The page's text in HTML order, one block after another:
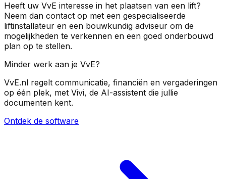
Heeft uw VvE interesse in het plaatsen van een lift?
Neem dan contact op met een gespecialiseerde
liftinstallateur en een bouwkundig adviseur om de
mogelijkheden te verkennen en een goed onderbouwd
plan op te stellen.
Minder werk aan je VvE?
VvE.nl regelt communicatie, financiën en vergaderingen
op één plek, met Vivi, de AI-assistent die jullie
documenten kent.
Ontdek de software